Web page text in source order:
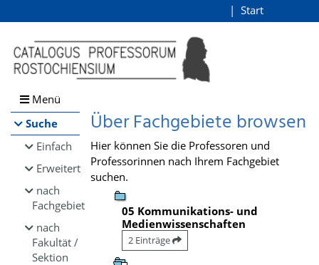
Browsen
direkt zum Inhalt
Start
Menü
Suche
Einfach
Erweitert
nach
Fachgebiet
nach
Fakultät /
Sektion
Über Fachgebiete browsen
Hier können Sie die Professoren und
Professorinnen nach Ihrem Fachgebiet
suchen.
05 Kommunikations- und
Medienwissenschaften
2 Einträge